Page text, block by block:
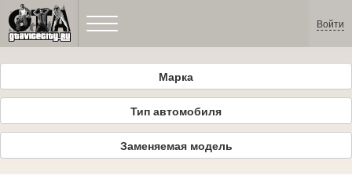
Войти
Марка
Тип автомобиля
Заменяемая модель